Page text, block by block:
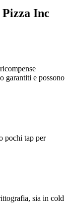
Inc
garantiti e possono
pochi tap per
sia in cold